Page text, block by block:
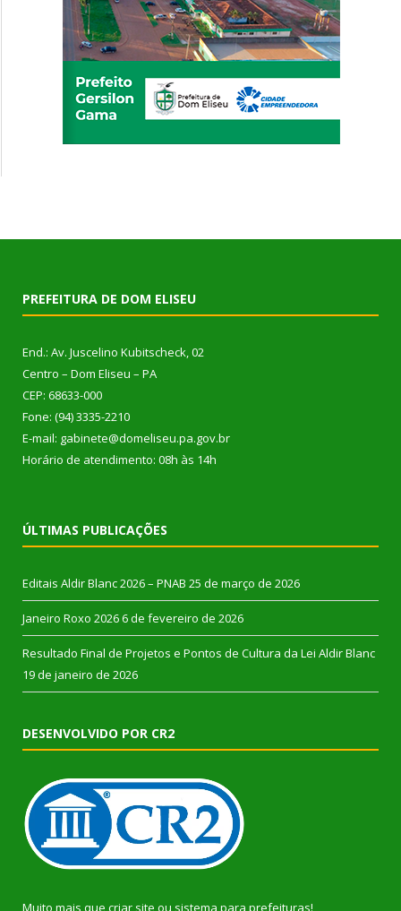
PREFEITURA DE DOM ELISEU
End.: Av. Juscelino Kubitscheck, 02
Centro – Dom Eliseu – PA
CEP: 68633-000
Fone: (94) 3335-2210
E-mail: gabinete@domeliseu.pa.gov.br
Horário de atendimento: 08h às 14h
ÚLTIMAS PUBLICAÇÕES
Editais Aldir Blanc 2026 – PNAB 25 de março de 2026
Janeiro Roxo 2026 6 de fevereiro de 2026
Resultado Final de Projetos e Pontos de Cultura da Lei Aldir Blanc
19 de janeiro de 2026
DESENVOLVIDO POR CR2
Muito mais que criar site ou sistema para prefeituras!